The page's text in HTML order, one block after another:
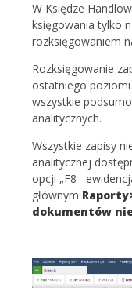
W Księdze
księgowania tylko
rozksięgowaniem
Rozksięgowanie
ostatniego
wszystkie
analitycznych.
Wszystkie zapisy
analitycznej
opcji „F8–
głównym
dokumentów